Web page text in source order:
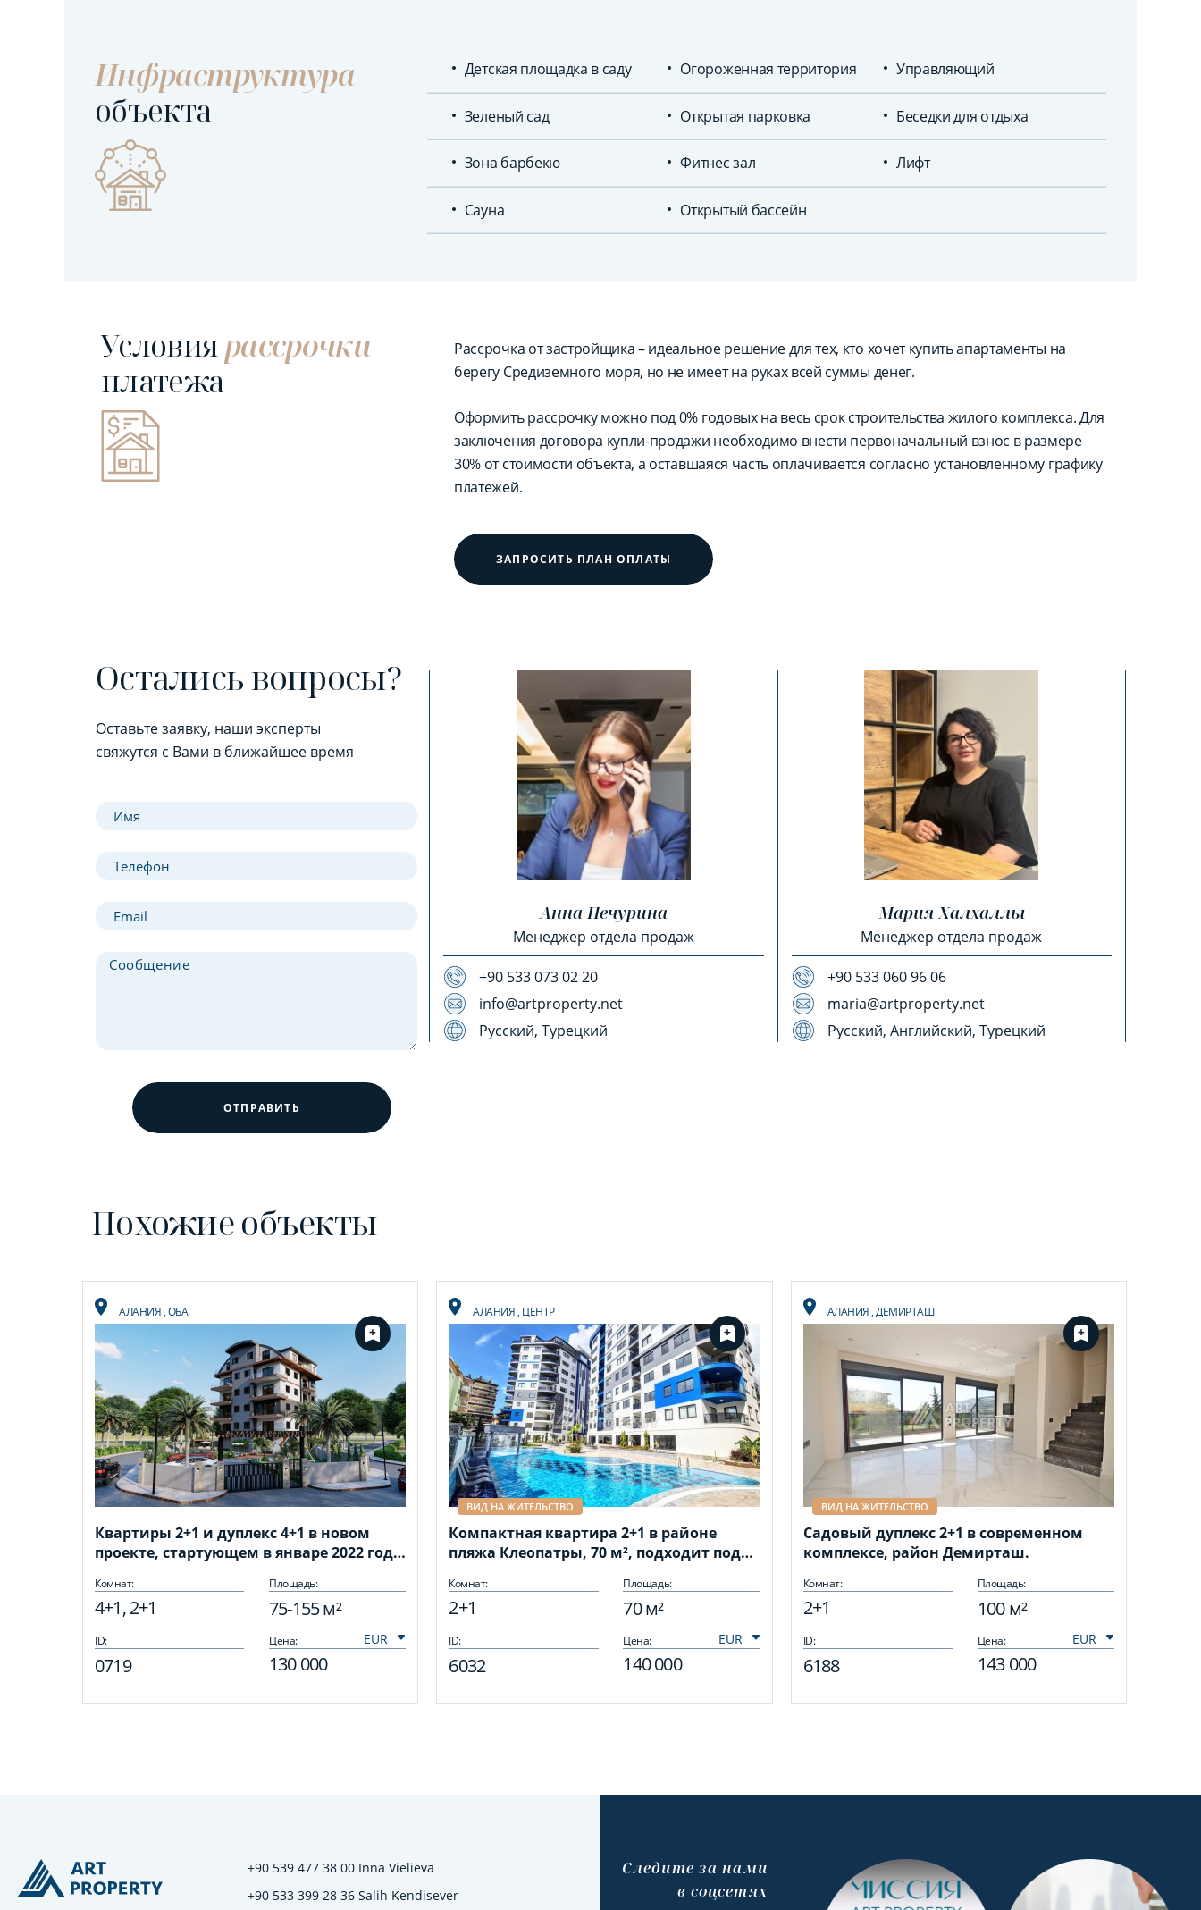
Инфраструктура
объекта
Детская площадка в саду Огороженная территория Управляющий
Зеленый сад Открытая парковка Беседки для отдыха
Зона барбекю Фитнес зал Лифт
Сауна Открытый бассейн
Условиярассрочки
платежа
Рассрочка от застройщика – идеальное решение для тех, кто хочет купить апартаменты на
берегу Средиземного моря, но не имеет на руках всей суммы денег.
Оформить рассрочку можно под 0% годовых на весь срок строительства жилого комплекса. Для
заключения договора купли-продажи необходимо внести первоначальный взнос в размере
30% от стоимости объекта, а оставшаяся часть оплачивается согласно установленному графику
платежей.
ЗАПРОСИТЬ ПЛАН ОПЛАТЫ
Остались вопросы?
Оставьте заявку, наши эксперты
свяжутся с Вами в ближайшее время
ОТПРАВИТЬ
Анна Печурина
Менеджер отдела продаж
+90 533 073 02 20
info@artproperty.net
Русский, Турецкий
Мария Халхаллы
Менеджер отдела продаж
+90 533 060 96 06
maria@artproperty.net
Русский, Английский, Турецкий
Похожие объекты
АЛАНИЯ,ОБА
Квартиры 2+1 и дуплекс 4+1 в новом
проекте, стартующем в январе 2022 года
Комнат:
4+1, 2+1
Площадь:
75-155 м²
ID:
0719
Цена:
130 000
АЛАНИЯ, ЦЕНТР
ВИД НА ЖИТЕЛЬСТВО
Компактная квартира 2+1 в районе
пляжа Клеопатры, 70 м², подходит под
Комнат:
2+1
Площадь:
70 м²
ID:
6032
Цена:
140 000
АЛАНИЯ,ДЕМИРТАШ
ВИД НА ЖИТЕЛЬСТВО
Садовый дуплекс 2+1 в современном
комплексе, район Демирташ.
Комнат:
2+1
Площадь:
100 м²
ID:
6188
Цена:
143 000
+90 539 477 38 00 Inna Vielieva
+90 533 399 28 36 Salih Kendisever
Cледите за нами
в соцсетях